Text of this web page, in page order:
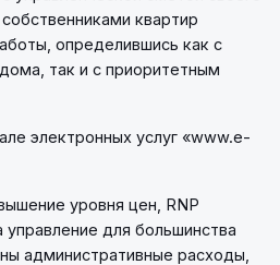
квартир
определившись как с
так и с приоритетным
электронных услуг «www.e-
уровня цен, RNP
управление для большинства
административные расходы,